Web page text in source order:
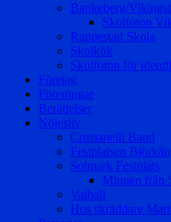
Bankeberg/
Skolfoton
Rappestad Skola
Skolkök
Skolfoton för
Företag
Föreningar
Berättelser
Nöjesliv
Crusianelli Band
Festplatsen
Solmark Festplats
Minnen från
Valhall
Hos skräddare